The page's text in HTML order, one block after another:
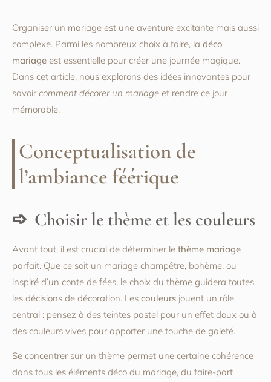
Organiser un mariage est une aventure excitante mais aussi
complexe. Parmi les nombreux choix à faire, la déco
mariage est essentielle pour créer une journée magique.
Dans cet article, nous explorons des idées innovantes pour
savoir comment décorer un mariage et rendre ce jour
mémorable.
Conceptualisation de
l’ambiance féérique
Choisir le thème et les couleurs
Avant tout, il est crucial de déterminer le thème mariage
parfait. Que ce soit un mariage champêtre, bohème, ou
inspiré d’un conte de fées, le choix du thème guidera toutes
les décisions de décoration. Les couleurs jouent un rôle
central : pensez à des teintes pastel pour un effet doux ou à
des couleurs vives pour apporter une touche de gaieté.
Se concentrer sur un thème permet une certaine cohérence
dans tous les éléments déco du mariage, du faire-part